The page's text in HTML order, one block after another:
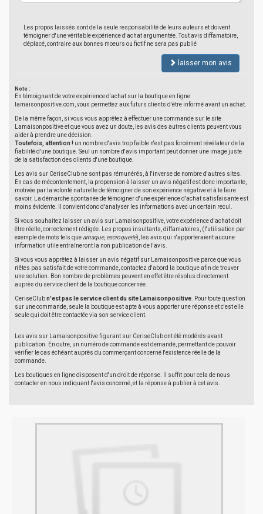
Les propos laissés sont de la seule responsabilité de leurs auteurs et doivent
témoigner d'une véritable expérience d'achat argumentée. Tout avis diffamatoire,
déplacé, contraire aux bonnes moeurs ou fictif ne sera pas publié
laisser mon avis
Note :
En témoignant de votre expérience d'achat sur la boutique en ligne
lamaisonpositive.com, vous permettez aux futurs clients d'être informé avant un achat.
De la même façon, si vous vous apprêtez à effectuer une commande sur le site
Lamaisonpositive et que vous avez un doute, les avis des autres clients peuvent vous
aider à prendre une décision.
Toutefois, attention ! un nombre d'avis trop faible n'est pas forcément révélateur de la
fiabilité d'une boutique. Seul un nombre d'avis important peut donner une image juste
de la satisfaction des clients d'une boutique.
Les avis sur CeriseClub ne sont pas rémunérés, à l'inverse de nombre d'autres sites.
En cas de mécontentement, la propension à laisser un avis négatif est donc importante,
motivée par la volonté naturelle de témoigner de son expérience négative et à le faire
savoir. La démarche spontanée de témoigner d'une expérience d'achat satisfaisante est
moins évidente. Il convient donc d'analyser les informations avec un certain recul.
Si vous souhaitez laisser un avis sur Lamaisonpositive, votre expérience d'achat doit
être réelle, correctement rédigée. Les propos insultants, diffamatoires, (l'utilisation par
exemple de mots tels que arnaque, escroquerie), les avis qui n'apporteraient aucune
information utile entraîneront la non publication de l'avis.
Si vous vous apprêtez à laisser un avis négatif sur Lamaisonpositive parce que vous
n'êtes pas satisfait de votre commande, contactez d'abord la boutique afin de trouver
une solution. Bon nombre de problèmes peuvent en effet être résolus directement
auprès du service client de la boutique concernée.
CeriseClubn'est pas le service client du site Lamaisonpositive . Pour toute question
sur une commande, seule la boutique est apte à vous apporter une réponse et c'est elle
seule qui doit être contactée via son service client.
Les avis sur Lamaisonpositive figurant sur CeriseClub ont été modérés avant
publication. En outre, un numéro de commande est demandé, permettant de pouvoir
vérifier le cas échéant auprès du commerçant concerné l'existence réelle de la
commande.
Les boutiques en ligne disposent d'un droit de réponse. Il suffit pour cela de nous
contacter en nous indiquant l'avis concerné, et la réponse à publier à cet avis.